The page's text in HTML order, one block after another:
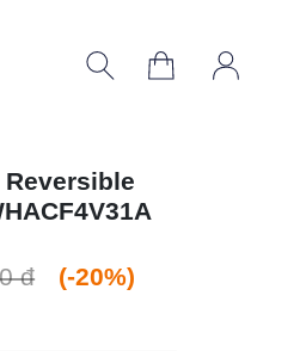
Reversible
đ (-20%)